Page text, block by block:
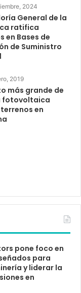
2024
General de la
ratifica
en Bases de
de Suministro
2019
más grande de
fotovoltaica
en
pone foco en
para
y liderar la
en